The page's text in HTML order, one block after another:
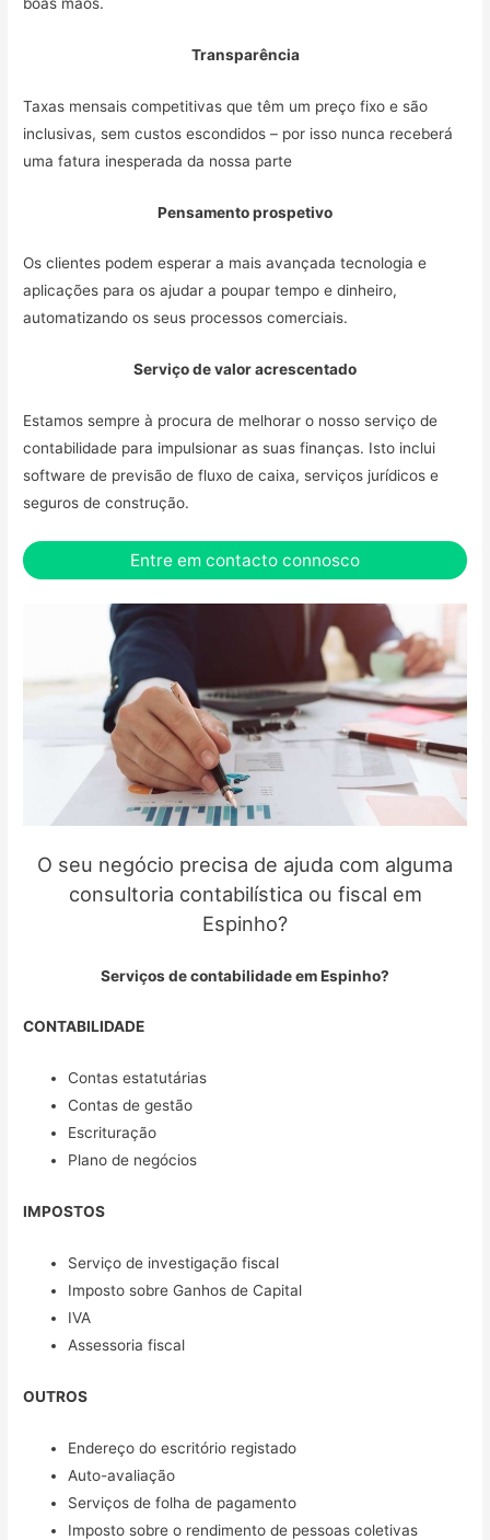
Transparência
Taxas mensais competitivas que têm um preço fixo e são
inclusivas, sem custos escondidos – por isso nunca receberá
uma fatura inesperada da nossa parte
Pensamento prospetivo
Os clientes podem esperar a mais avançada tecnologia e
aplicações para os ajudar a poupar tempo e dinheiro,
automatizando os seus processos comerciais.
Serviço de valor acrescentado
Estamos sempre à procura de melhorar o nosso serviço de
contabilidade para impulsionar as suas finanças. Isto inclui
software de previsão de fluxo de caixa, serviços jurídicos e
seguros de construção.
Entre em contacto connosco
O seu negócio precisa de ajuda com alguma
consultoria contabilística ou fiscal em
Espinho?
Serviços de contabilidade em Espinho?
CONTABILIDADE
Contas estatutárias
Contas de gestão
Escrituração
Plano de negócios
IMPOSTOS
Serviço de investigação fiscal
Imposto sobre Ganhos de Capital
IVA
Assessoria fiscal
OUTROS
Endereço do escritório registado
Auto-avaliação
Serviços de folha de pagamento
Imposto sobre o rendimento de pessoas coletivas